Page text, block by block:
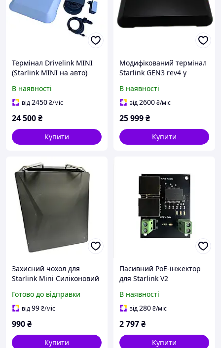
Термінал Drivelink MINI
(Starlink MINI на авто)
В наявності
від2450₴/міс
24 500₴
Купити
Модифікований термінал
Starlink GEN3 rev4 у
В наявності
від2600₴/міс
25 999₴
Купити
Захисний чохол для
Starlink Mini Силіконовий
Готово до відправки
від99₴/міс
990₴
Купити
Пасивний PoE-інжектор
для Starlink V2
В наявності
від280₴/міс
2 797₴
Купити